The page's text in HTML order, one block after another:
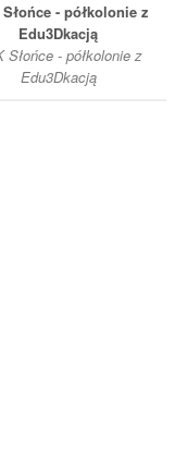
Słońce - półkolonie z
Edu3Dkacją
Słońce - półkolonie z
Edu3Dkacją